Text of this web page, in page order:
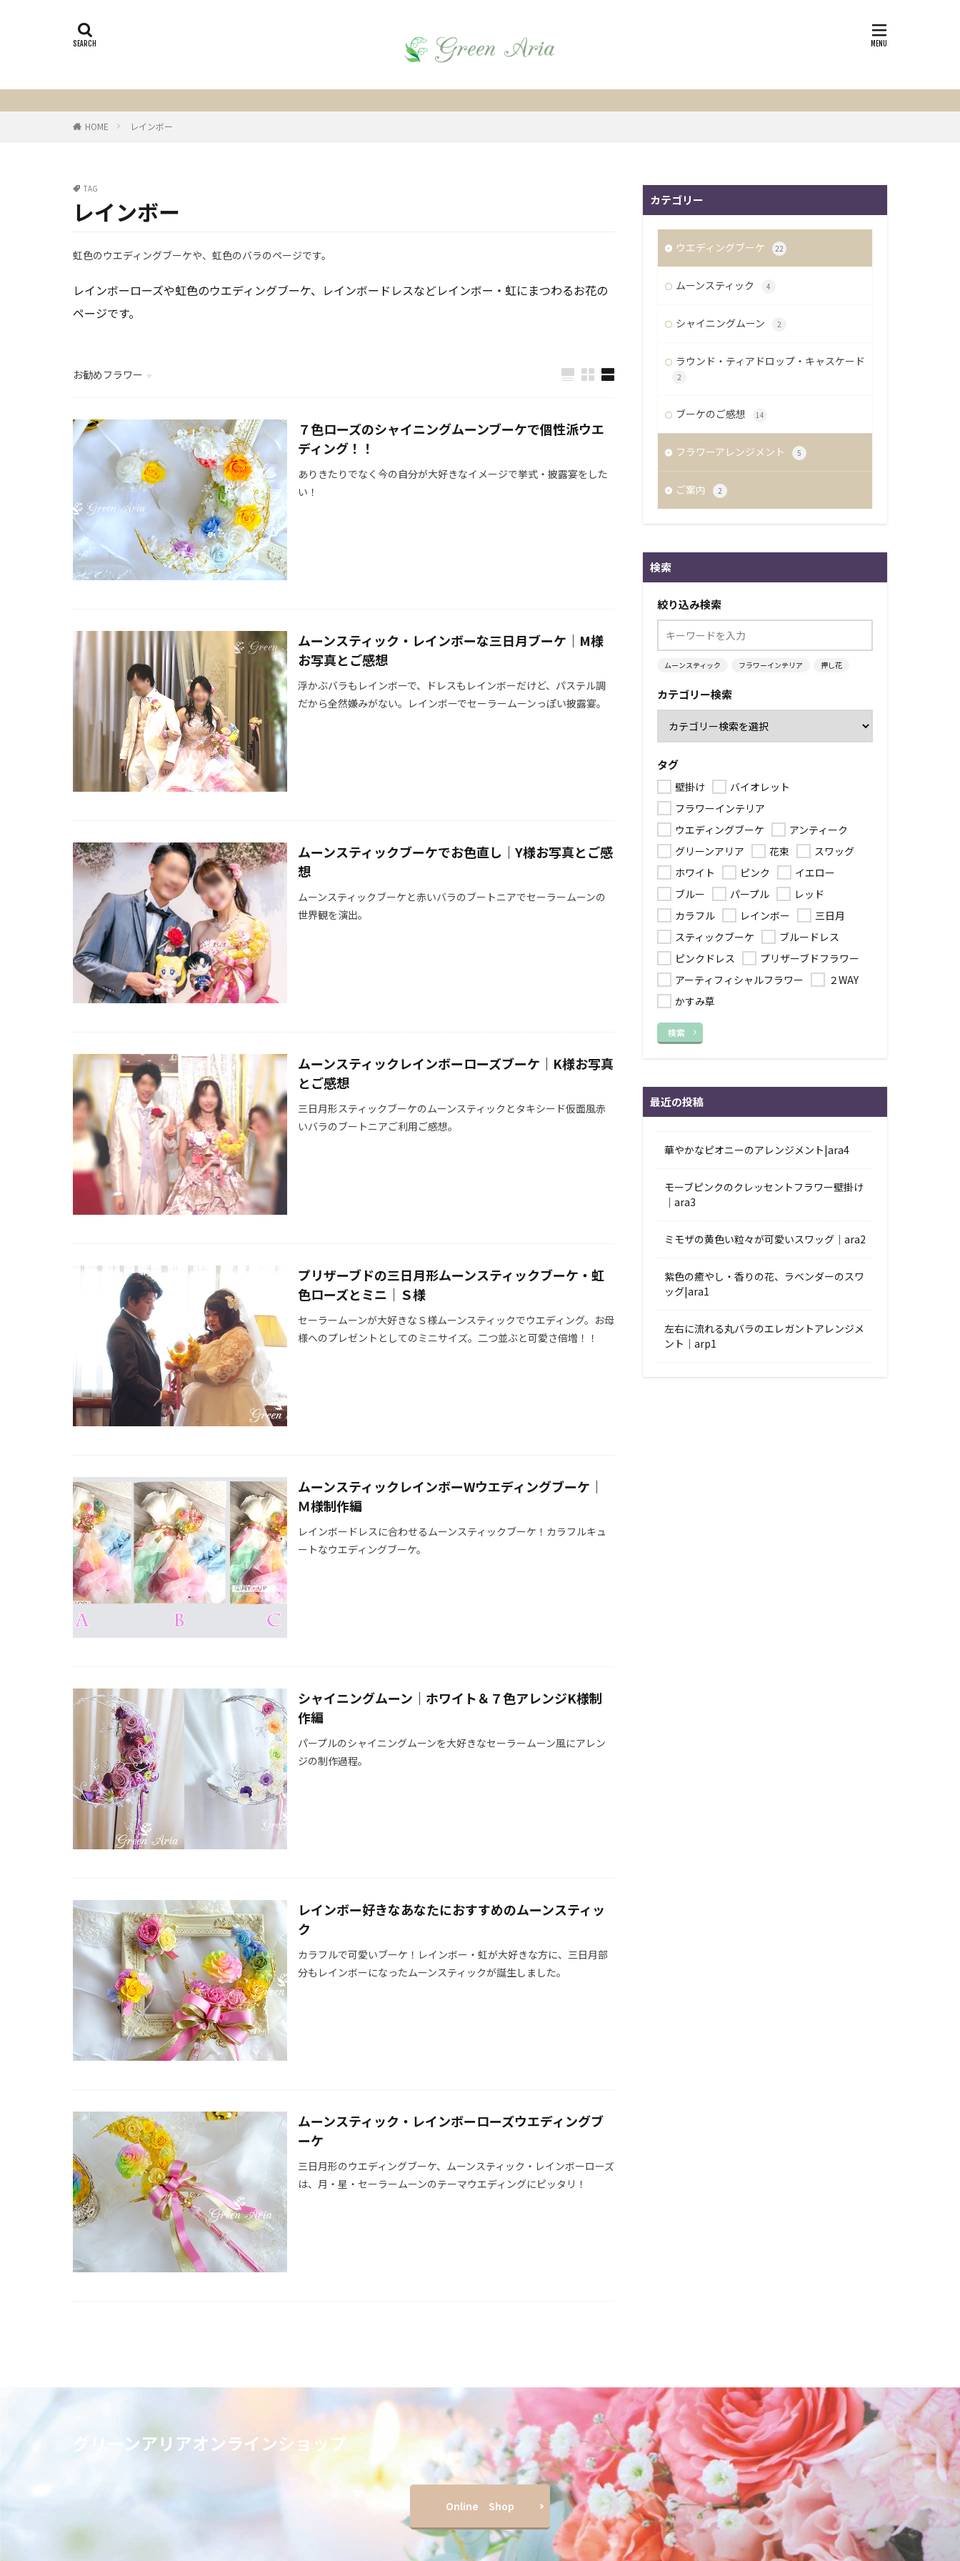
HOME レインボー
TAG
レインボー
虹色のウエディングブーケや、虹色のバラのページです。
レインボーローズや虹色のウエディングブーケ、レインボードレスなどレインボー・虹にまつわるお花の
ページです。
お勧めフラワー
ご案内
７色ローズのシャイニングムーンブーケで個性派ウエ
ディング！！
ありきたりでなく今の自分が大好きなイメージで挙式・披露宴をした
い！
ムーンスティック・レインボーな三日月ブーケ｜M様
お写真とご感想
浮かぶバラもレインボーで、ドレスもレインボーだけど、パステル調
だから全然嫌みがない。レインボーでセーラームーンっぽい披露宴。
ムーンスティックブーケでお色直し｜Y様お写真とご感
想
ムーンスティックブーケと赤いバラのブートニアでセーラームーンの
世界観を演出。
ムーンスティックレインボーローズブーケ｜K様お写真
とご感想
三日月形スティックブーケのムーンスティックとタキシード仮面風赤
いバラのブートニアご利用ご感想。
プリザーブドの三日月形ムーンスティックブーケ・虹
色ローズとミニ｜Ｓ様
セーラームーンが大好きなＳ様ムーンスティックでウエディング。お母
様へのプレゼントとしてのミニサイズ。二つ並ぶと可愛さ倍増！！
ムーンスティックレインボーWウエディングブーケ｜
Ｍ様制作編
レインボードレスに合わせるムーンスティックブーケ！カラフルキュ
ートなウエディングブーケ。
シャイニングムーン｜ホワイト＆７色アレンジK様制
作編
パープルのシャイニングムーンを大好きなセーラームーン風にアレン
ジの制作過程。
レインボー好きなあなたにおすすめのムーンスティッ
ク
カラフルで可愛いブーケ！レインボー・虹が大好きな方に、三日月部
分もレインボーになったムーンスティックが誕生しました。
ムーンスティック・レインボーローズウエディングブ
ーケ
三日月形のウエディングブーケ、ムーンスティック・レインボーローズ
は、月・星・セーラームーンのテーマウエディングにピッタリ！
カテゴリー
ウエディングブーケ 22
ムーンスティック 4
シャイニングムーン 2
ラウンド・ティアドロップ・キャスケード
2
ブーケのご感想 14
フラワーアレンジメント 5
ご案内 2
検索
絞り込み検索
ムーンスティック フラワーインテリア 押し花
カテゴリー検索
タグ
壁掛け
バイオレット
フラワーインテリア
ウエディングブーケ
アンティーク
グリーンアリア
花束
スワッグ
ホワイト
ピンク
イエロー
ブルー
パープル
レッド
カラフル
レインボー
三日月
スティックブーケ
ブルードレス
ピンクドレス
プリザーブドフラワー
アーティフィシャルフラワー
２WAY
かすみ草
検索
最近の投稿
華やかなピオニーのアレンジメント|ara4
モーブピンクのクレッセントフラワー壁掛け
｜ara3
ミモザの黄色い粒々が可愛いスワッグ｜ara2
紫色の癒やし・香りの花、ラベンダーのスワ
ッグ|ara1
左右に流れる丸バラのエレガントアレンジメ
ント｜arp1
グリーンアリアオンラインショップ
Online Shop